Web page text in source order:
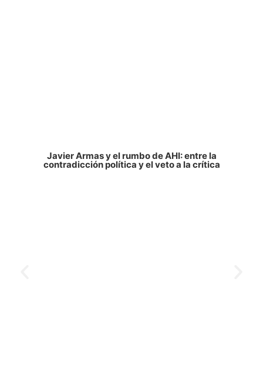
Javier Armas y el rumbo de AHI: entre la
contradicción política y el veto a la crítica